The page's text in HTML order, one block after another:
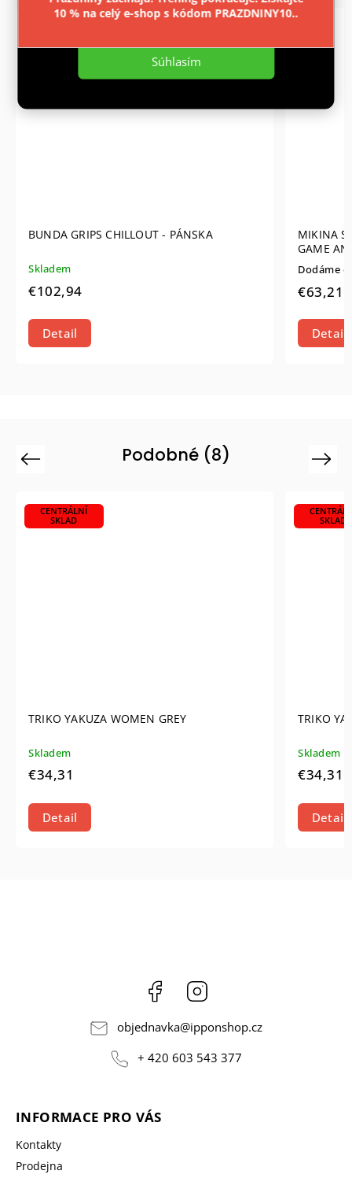
Nastavenie
Súhlasím
10 % na celý e-shop s kódom PRAZDNINY10..
BUNDA GRIPS CHILLOUT - PÁNSKA
Skladem
€102,94
Detail
MIKINA S
GAME
Dodáme
€63,21
Detail
Podobné (8)
Previous
CENTRÁLNÍ
SKLAD
TRIKO YAKUZA WOMEN GREY
Skladem
€34,31
Detail
SKLAD
TRIKO
Skladem
€34,31
Detail
Next
Facebook
objednavka@ipponshop.cz
+ 420 603 543 377
INFORMACE PRO VÁS
Kontakty
Prodejna